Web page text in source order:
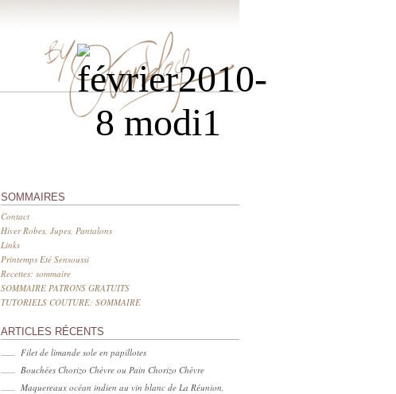
SOMMAIRES
Contact
Hiver Robes, Jupes, Pantalons
Links
Printemps Eté Sensoussi
Recettes: sommaire
SOMMAIRE PATRONS GRATUITS
TUTORIELS COUTURE: SOMMAIRE
ARTICLES RÉCENTS
Filet de limande sole en papillotes
Bouchées Chorizo Chèvre ou Pain Chorizo Chèvre
Maquereaux océan indien au vin blanc de La Réunion,